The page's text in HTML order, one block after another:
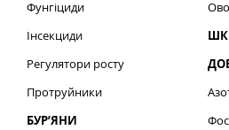
Фунгіциди
Інсекциди
Регулятори росту
Протруйники
БУР’ЯНИ